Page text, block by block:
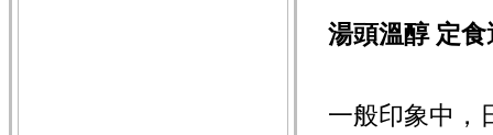
湯頭溫醇 定
一般印象中，